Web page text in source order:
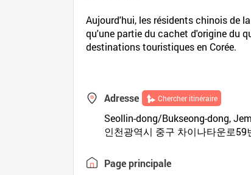
Aujourd'hui, les résidents chinois de
qu'une partie du cachet d'origine du
destinations touristiques en Corée.
Adresse Chercher itinéraire
Seollin-dong/Bukseong-dong,
인천광역시 중구 차이나타운로59
Page principale